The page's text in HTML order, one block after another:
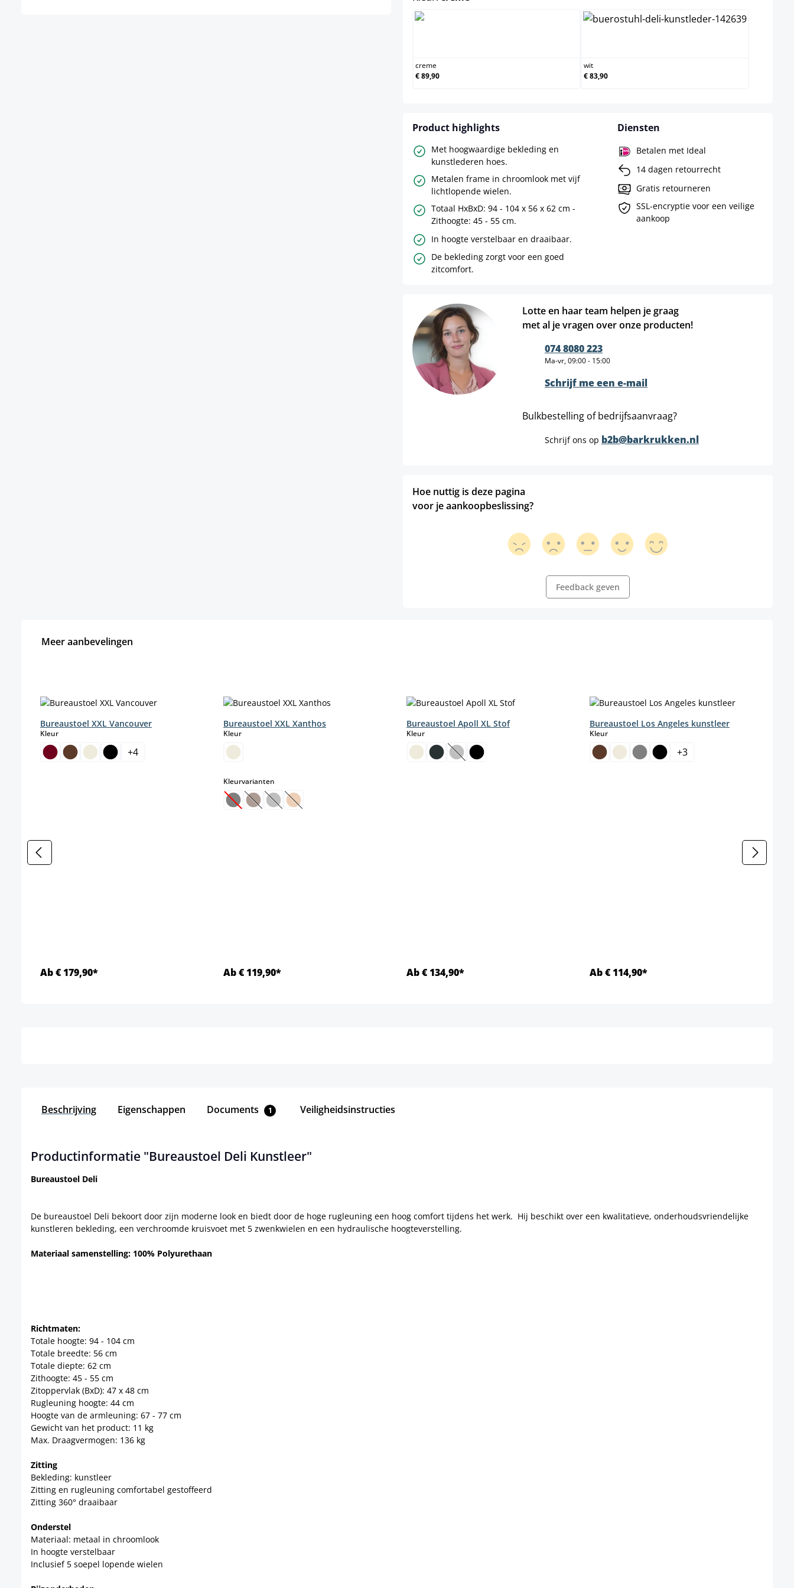
creme
€ 89,90
wit
€ 83,90
Product highlights
Met hoogwaardige bekleding en
kunstlederen hoes.
Metalen frame in chroomlook met vijf
lichtlopende wielen.
Totaal HxBxD: 94 - 104 x 56 x 62 cm -
Zithoogte: 45 - 55 cm.
In hoogte verstelbaar en draaibaar.
De bekleding zorgt voor een goed
zitcomfort.
Diensten
Betalen met Ideal
14 dagen retourrecht
Gratis retourneren
SSL-encryptie voor een veilige
aankoop
Lotte en haar team helpen je graag
met al je vragen over onze producten!
074 8080 223
Ma-vr, 09:00 - 15:00
Schrijf me een e-mail
Bulkbestelling of bedrijfsaanvraag?
Schrijf ons op b2b@barkrukken.nl
Hoe nuttig is deze pagina
voor je aankoopbeslissing?
Feedback geven
Meer aanbevelingen
Bureaustoel XXL Vancouver
Kleurselect
+4
Ab € 179,90*
Bureaustoel XXL Xanthos
Kleurselect
Kleurvarianten
(Deze optie is momenteel niet beschikbaar.)
(Deze optie is momenteel niet beschikbaar.)
(Deze optie is momenteel niet beschikbaar.)
(Deze optie is momenteel niet beschikbaar.)
Ab € 119,90*
Bureaustoel Apoll XL Stof
Kleurselect
(Deze optie is momenteel niet beschikbaar.)
Ab € 134,90*
Bureaustoel Los Angeles kunstleer
Kleurselect
+3
Ab € 114,90*
Beschrijving Eigenschappen Documents 1 Veiligheidsinstructies
Productinformatie "Bureaustoel Deli Kunstleer"
Bureaustoel Deli
De bureaustoel Deli bekoort door zijn moderne look en biedt door de hoge rugleuning een hoog comfort tijdens het werk. Hij beschikt over een kwalitatieve, onderhoudsvriendelijke
kunstleren bekleding, een verchroomde kruisvoet met 5 zwenkwielen en een hydraulische hoogteverstelling.
Materiaal samenstelling: 100% Polyurethaan
Richtmaten:
Totale hoogte: 94 - 104 cm
Totale breedte: 56 cm
Totale diepte: 62 cm
Zithoogte: 45 - 55 cm
Zitoppervlak (BxD): 47 x 48 cm
Rugleuning hoogte: 44 cm
Hoogte van de armleuning: 67 - 77 cm
Gewicht van het product: 11 kg
Max. Draagvermogen: 136 kg
Zitting
Bekleding: kunstleer
Zitting en rugleuning comfortabel gestoffeerd
Zitting 360° draaibaar
Onderstel
Materiaal: metaal in chroomlook
In hoogte verstelbaar
Inclusief 5 soepel lopende wielen